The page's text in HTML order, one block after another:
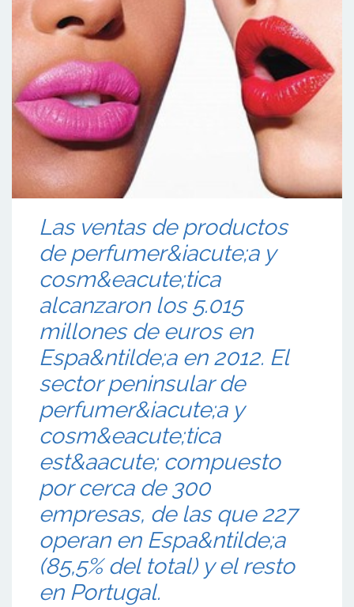
Las ventas de productos
de perfumer&iacute;a y
cosm&eacute;tica
alcanzaron los 5.015
millones de euros en
Espa&ntilde;a en 2012. El
sector peninsular de
perfumer&iacute;a y
cosm&eacute;tica
est&aacute; compuesto
por cerca de 300
empresas, de las que 227
operan en Espa&ntilde;a
(85,5% del total) y el resto
en Portugal.